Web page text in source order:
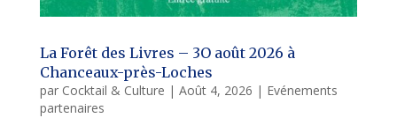
La Forêt des Livres – 3O août 2026 à
Chanceaux-près-Loches
par Cocktail & Culture | Août 4, 2026 | Evénements
partenaires